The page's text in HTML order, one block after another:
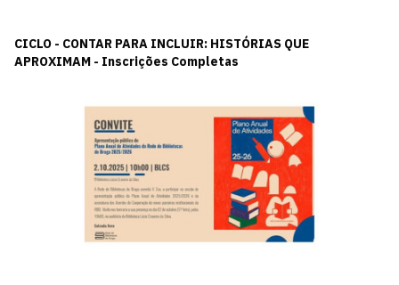
CICLO - CONTAR PARA INCLUIR: HISTÓRIAS QUE
APROXIMAM - Inscrições Completas